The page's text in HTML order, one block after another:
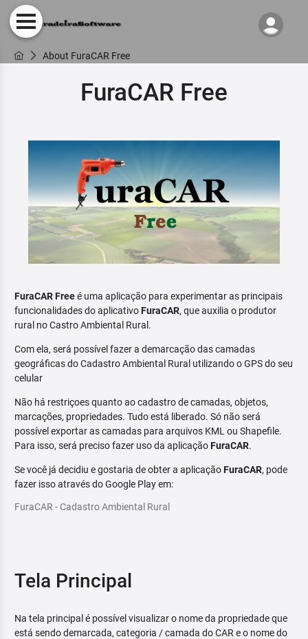
About FuraCAR Free
FuraCAR Free
FuraCAR Freeé uma aplicação para experimentar as principais
funcionalidades do aplicativoFuraCAR, que auxilia o produtor
rural no Castro Ambiental Rural.
Com ela, será possível fazer a demarcação das camadas
geográficas do Cadastro Ambiental Rural utilizando o GPS do seu
celular
Não há restriçoes quanto ao cadastro de camadas, objetos,
marcações, propriedades. Tudo está liberado. Só não será
possível exportar as camadas para arquivos KML ou Shapefile.
Para isso, será preciso fazer uso da aplicaçãoFuraCAR.
Se você já decidiu e gostaria de obter a aplicaçãoFuraCAR, pode
fazer isso através do Google Play em:
FuraCAR - Cadastro Ambiental Rural
Tela Principal
Na tela principal é possível visualizar o nome da propriedade que
está sendo demarcada, categoria / camada do CAR e o nome do